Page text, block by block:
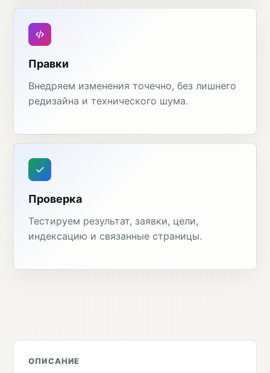
Правки
Внедряем изменения точечно, без лишнего
редизайна и технического шума.
Проверка
Тестируем результат, заявки, цели,
индексацию и связанные страницы.
ОПИСАНИЕ